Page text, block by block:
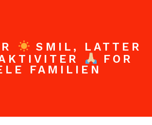
SMIL, LATTER
FOR
FAMILIEN